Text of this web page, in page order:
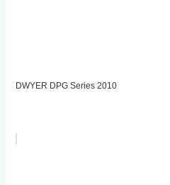
DWYER DPG Series 2010